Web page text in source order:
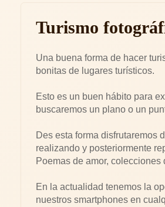
Turismo
Una buena forma de hacer
bonitas de lugares turísticos.
Esto es un buen hábito para
buscaremos un plano o un
Des esta forma disfrutaremos
realizando y posteriormente
Poemas de amor,
En la actualidad tenemos la
nuestros smartphones en